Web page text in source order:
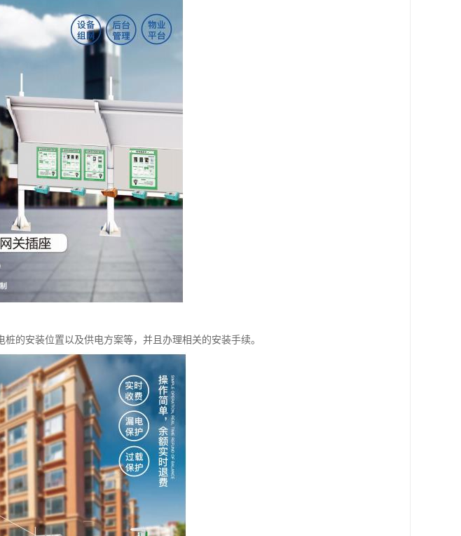
的安装位置以及供电方案等，并且办理相关的安装手续。